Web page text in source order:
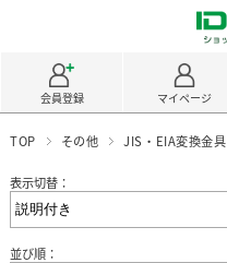
会員登録 マイページ
TOP その他 JIS・EIA変換金具
表示切替：
並び順：